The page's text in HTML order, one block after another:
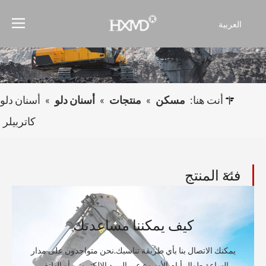
العربية
Français
Pусский
Españolأنت هنا: مسكن » منتجات » أسنان دلو » أسنان دلو
كاتربيلر
فئة المنتج
كيف يمكننا مساعدتك
يمكنك الاتصال بنا بأي طريقة تناسبك.نحن متواجدون على مدار